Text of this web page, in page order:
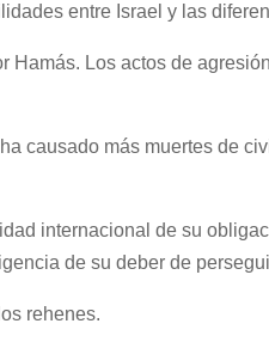
entre Israel y las
Los actos de
causado más muertes de
internacional de su
de su deber de
rehenes.